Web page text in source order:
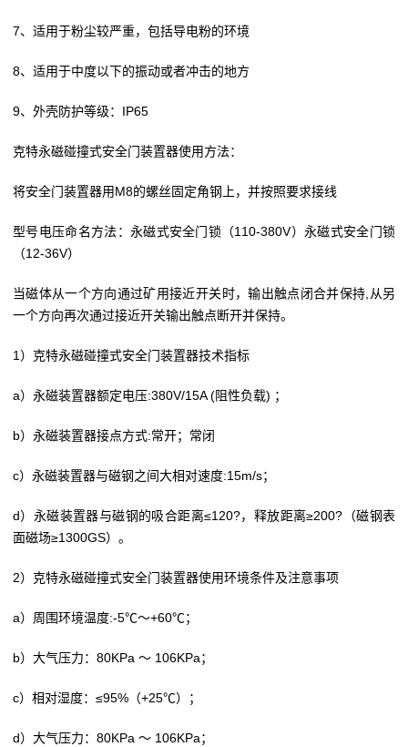
7、适用于粉尘较严重，包括导电粉的环境
8、适用于中度以下的振动或者冲击的地方
9、外壳防护等级：IP65
克特永磁碰撞式安全门装置器使用方法：
将安全门装置器用M8的螺丝固定角钢上，并按照要求接线
型号电压命名方法：永磁式安全门锁（110-380V）永磁式安全门锁
（12-36V）
当磁体从一个方向通过矿用接近开关时，输出触点闭合并保持,从另
一个方向再次通过接近开关输出触点断开并保持。
1）克特永磁碰撞式安全门装置器技术指标
a）永磁装置器额定电压:380V/15A (阻性负载) ；
b）永磁装置器接点方式:常开；常闭
c）永磁装置器与磁钢之间大相对速度:15m/s；
d）永磁装置器与磁钢的吸合距离≤120?，释放距离≥200?（磁钢表
面磁场≥1300GS）。
2）克特永磁碰撞式安全门装置器使用环境条件及注意事项
a）周围环境温度:-5℃～+60℃；
b）大气压力：80KPa ～ 106KPa；
c）相对湿度：≤95%（+25℃）；
d）大气压力：80KPa ～ 106KPa；